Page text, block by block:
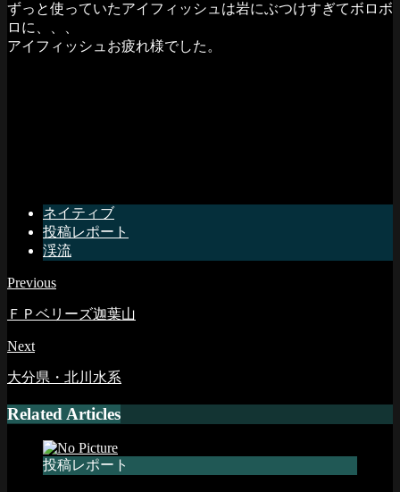
ずっと使っていたアイフィッシュは岩にぶつけすぎてボロボ
ロに、、、
アイフィッシュお疲れ様でした。
ネイティブ
投稿レポート
渓流
Previous
ＦＰベリーズ迦葉山
Next
大分県・北川水系
Related Articles
投稿レポート